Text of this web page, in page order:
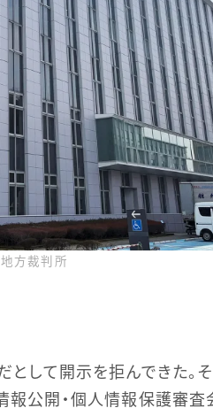
方裁判所
として開示を拒んできた。
報公開・個人情報保護審査